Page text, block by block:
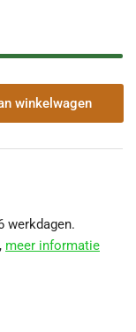
winkelwagen
werkdagen.
meer informatie